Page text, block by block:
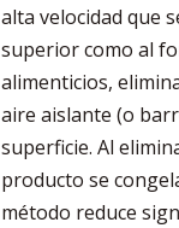
alta velocidad que
superior como al
alimenticios,
aire aislante (o
superficie. Al
producto se
método reduce